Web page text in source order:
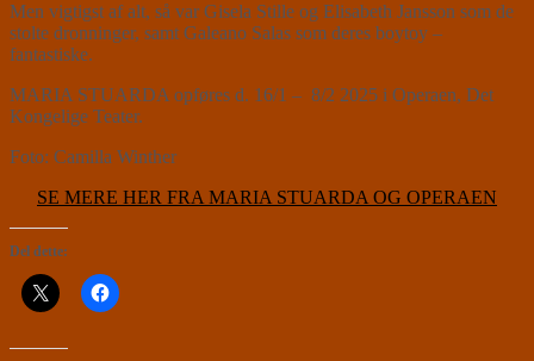
Men vigtigst af alt, så var Gisela Stille og Elisabeth Jansson som de
stolte dronninger, samt Galeano Salas som deres boytoy –
fantastiske.
MARIA STUARDA opføres d. 16/1 – 8/2 2025 i Operaen, Det
Kongelige Teater.
Foto: Camilla Winther
SE MERE HER FRA MARIA STUARDA OG OPERAEN
Del dette: